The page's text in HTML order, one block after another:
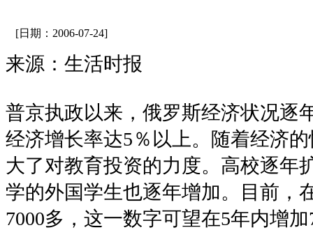
[日期：2006-07-24]
来源：生活时报
普京执政以来，俄罗斯经济状况逐
经济增长率达5％以上。随着经济
大了对教育投资的力度。高校逐年
学的外国学生也逐年增加。目前，
7000多，这一数字可望在5年内增